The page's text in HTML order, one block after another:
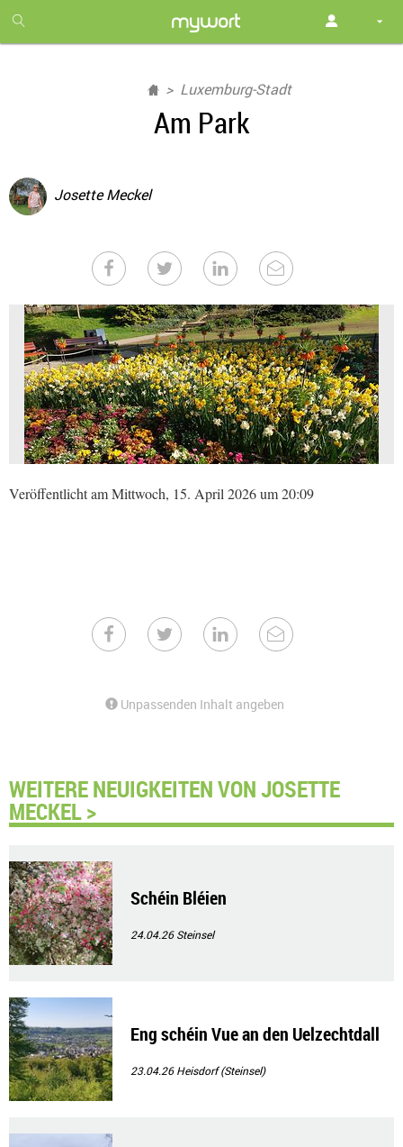
month
free
Luxemburg-Stadt
Am Park
Josette Meckel
Veröffentlicht am Mittwoch, 15. April 2026 um 20:09
Unpassenden Inhalt angeben
WEITERE NEUIGKEITEN VON JOSETTE
MECKEL >
Schéin Bléien
24.04.26Steinsel
Eng schéin Vue an den Uelzechtdall
23.04.26Heisdorf (Steinsel)